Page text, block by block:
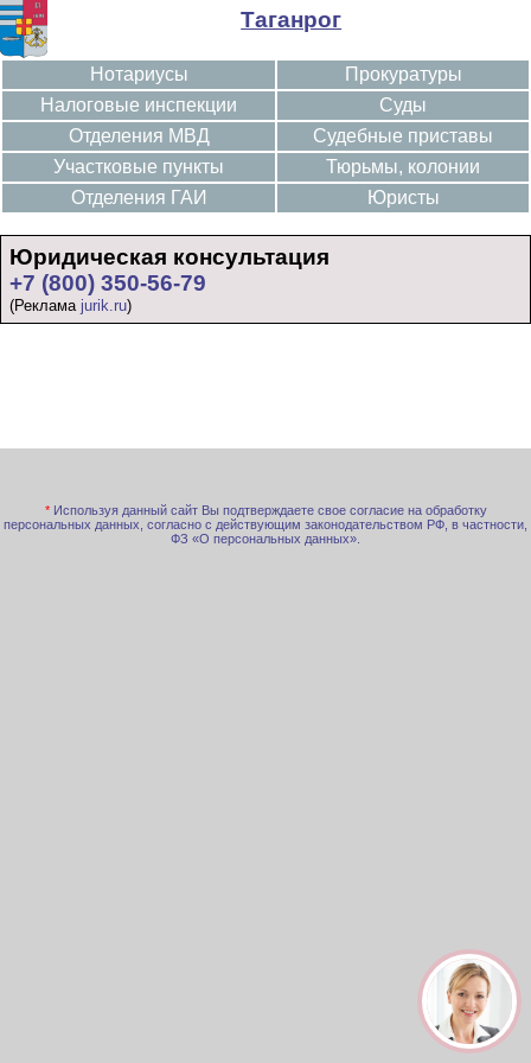
Таганрог
Нотариусы
Налоговые инспекции
Отделения МВД
Участковые пункты
Отделения ГАИ
Прокуратуры
Суды
Судебные приставы
Тюрьмы, колонии
Юристы
Юридическая консультация
+7 (800) 350-56-79
(Реклама jurik.ru)
* Используя данный сайт Вы подтверждаете свое согласие на обработку
персональных данных, согласно с действующим законодательством РФ, в частности,
ФЗ «О персональных данных».